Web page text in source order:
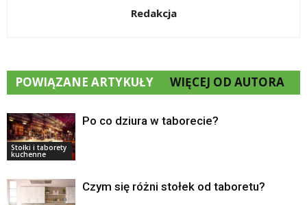
Redakcja
POWIĄZANE ARTYKUŁY WIĘCEJ OD AUTORA
Stołki i taborety
kuchenne
Po co dziura w taborecie?
Czym się różni stołek od taboretu?